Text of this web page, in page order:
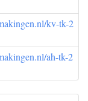
kv-tk-2
ah-tk-2